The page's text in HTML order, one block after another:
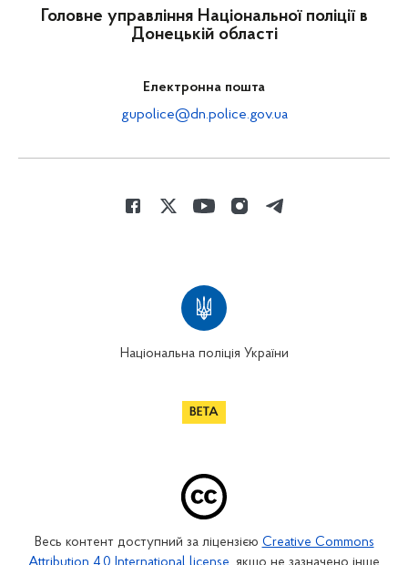
Головне управління Національної поліції в
Донецькій області
Електронна пошта
gupolice@dn.police.gov.ua
Національна поліція України
Весь контент доступний за ліцензією Creative Commons